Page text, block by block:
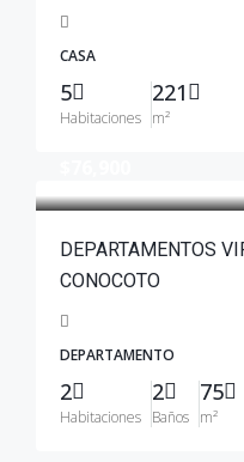
CASA
5
Habitaciones
221
m²
DEPARTAMENTOS
CONOCOTO
DEPARTAMENTO
2
Habitaciones
2
Baños
75
m²